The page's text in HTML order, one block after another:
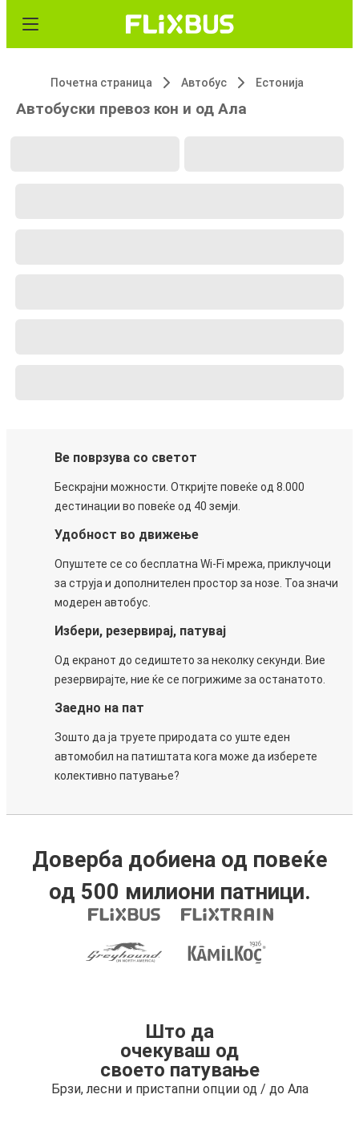
Почетна страница Автобус Естонија
Автобуски превоз кон и од Ала
Ве поврзува со светот
Бескрајни можности. Откријте повеќе од 8.000
дестинации во повеќе од 40 земји.
Удобност во движење
Опуштете се со бесплатна Wi-Fi мрежа, приклучоци
за струја и дополнителен простор за нозе. Тоа значи
модерен автобус.
Избери, резервирај, патувај
Од екранот до седиштето за неколку секунди. Вие
резервирајте, ние ќе се погрижиме за останатото.
Заедно на пат
Зошто да ја труете природата со уште еден
автомобил на патиштата кога може да изберете
колективно патување?
Доверба добиена од повеќе
од 500 милиони патници.
Што да
очекуваш од
своето патување
Брзи, лесни и пристапни опции од / до Ала